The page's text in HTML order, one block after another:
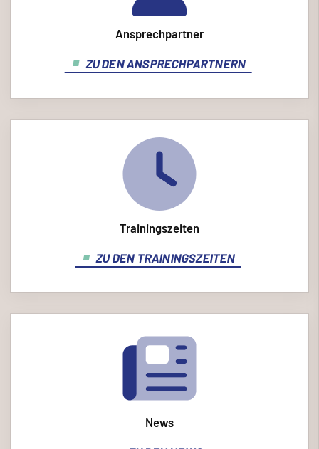
Ansprechpartner
ZU DEN ANSPRECHPARTNERN
Trainingszeiten
ZU DEN TRAININGSZEITEN
News